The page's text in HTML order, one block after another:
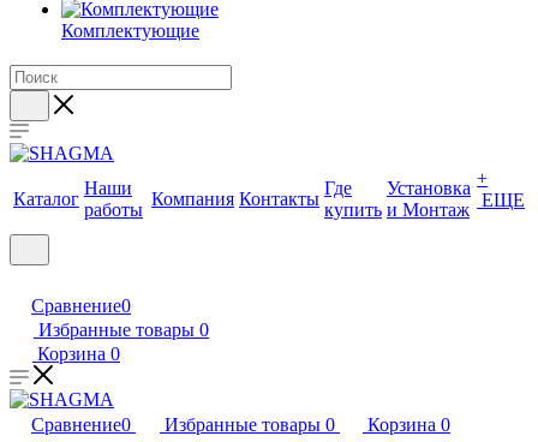
Комплектующие
Каталог
Наши
работы
Компания Контакты
Где
купить
Установка
и Монтаж
+
ЕЩЕ
Сравнение0
Избранные товары 0
Корзина 0
Сравнение0 Избранные товары 0 Корзина 0